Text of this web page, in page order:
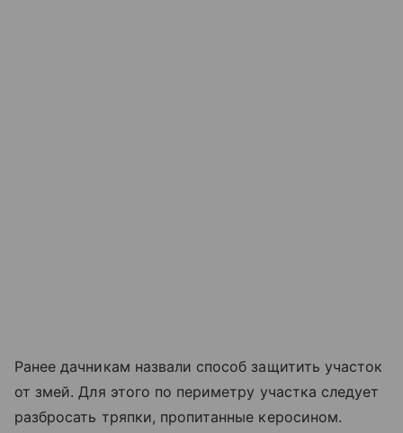
Ранее дачникам назвали способ защитить участок
от змей. Для этого по периметру участка следует
разбросать тряпки, пропитанные керосином.